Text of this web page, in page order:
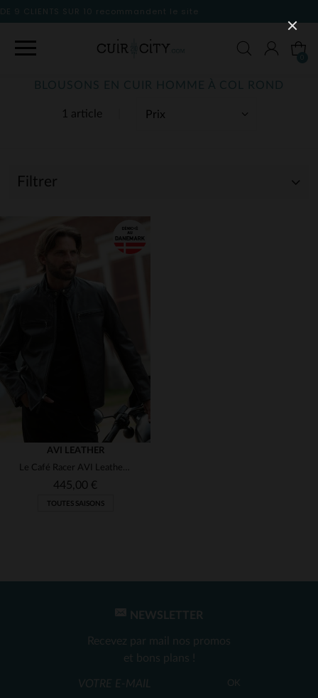
le site
1 article
BLOUSONS EN CUIR HOMME À COL ROND
Filtrer
(1)
TAILLES DISPONIBLES
48
AVI LEATHER
Le Café Racer AVI Leather, cuir de cheval noir, inspiré du J100.
445,00 €
TOUTES SAISONS
NEWSLETTER
Recevez par mail nos promos
et bons plans !
OK